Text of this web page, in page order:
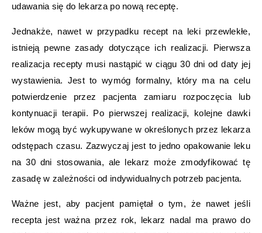
udawania się do lekarza po nową receptę.
Jednakże, nawet w przypadku recept na leki przewlekłe,
istnieją pewne zasady dotyczące ich realizacji. Pierwsza
realizacja recepty musi nastąpić w ciągu 30 dni od daty jej
wystawienia. Jest to wymóg formalny, który ma na celu
potwierdzenie przez pacjenta zamiaru rozpoczęcia lub
kontynuacji terapii. Po pierwszej realizacji, kolejne dawki
leków mogą być wykupywane w określonych przez lekarza
odstępach czasu. Zazwyczaj jest to jedno opakowanie leku
na 30 dni stosowania, ale lekarz może zmodyfikować tę
zasadę w zależności od indywidualnych potrzeb pacjenta.
Ważne jest, aby pacjent pamiętał o tym, że nawet jeśli
recepta jest ważna przez rok, lekarz nadal ma prawo do